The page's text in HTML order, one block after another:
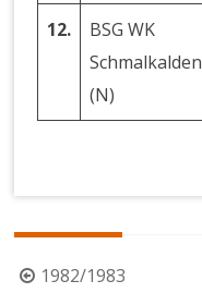
12.
BSG WK
Schmalkalden
(N)
Beitragsnavigation
1982/1983